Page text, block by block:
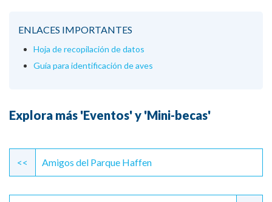
ENLACES IMPORTANTES
Hoja de recopilación de datos
Guía para identificación de aves
Explora más 'Eventos' y 'Mini-becas'
Continue
Reading
<< Amigos del Parque Haffen